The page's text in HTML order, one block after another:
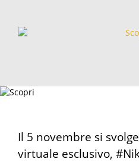
Il 5 novembre si
virtuale esclusivo,